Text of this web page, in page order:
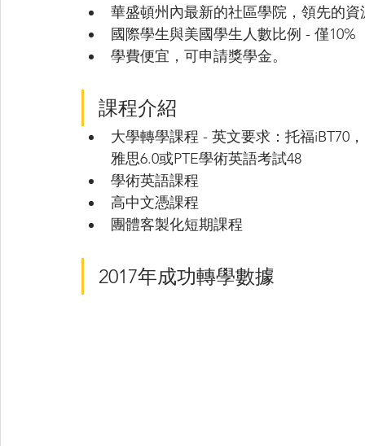
華盛頓州內最新的社區學院，領先的
國際學生與美國學生人數比例 - 僅10%
學費便宜，可申請獎學金。
課程介紹
大學轉學課程 - 英文要求：托福iBT70，
雅思6.0或PTE學術英語考試48
學術英語課程
高中文憑課程
團體客製化短期課程
2017年成功轉學數據